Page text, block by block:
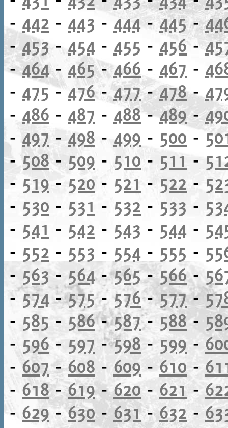
- 442 - 443 - 444-445-
-453- 454 - 455 - 456-
-464- 465-466 - 467 -
- 475-476-477-478-
- 486 - 487 - 488-489-
- 497 -498 - 499 - 500 -
-508- 509 - 510- 511 -
- 519 - 520 - 521 - 522 -
- 530 - 531 - 532 - 533 -
- 541 - 542 - 543 - 544 -
- 552 - 553 - 554 - 555 -
- 563 - 564-565-566-
-574-575-576- 577-
- 585 - 586-587- 588-
- 596 - 597 -598- 599 -
-607-608 - 609-610 -
- 618-619-620 - 621 -
- 629-630-631-632-